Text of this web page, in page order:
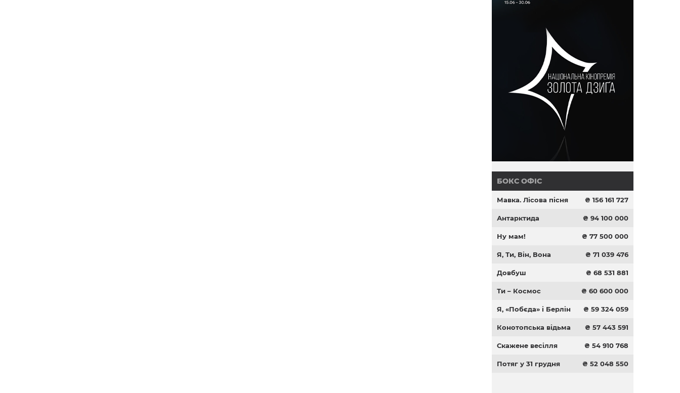
БОКС ОФІС
Мавка. Лісова пісня ₴ 156 161 727
Антарктида ₴ 94 100 000
Ну мам! ₴ 77 500 000
Я, Ти, Він, Вона ₴ 71 039 476
Довбуш ₴ 68 531 881
Ти – Космос ₴ 60 600 000
Я, «Побєда» і Берлін ₴ 59 324 059
Конотопська відьма ₴ 57 443 591
Скажене весілля ₴ 54 910 768
Потяг у 31 грудня ₴ 52 048 550